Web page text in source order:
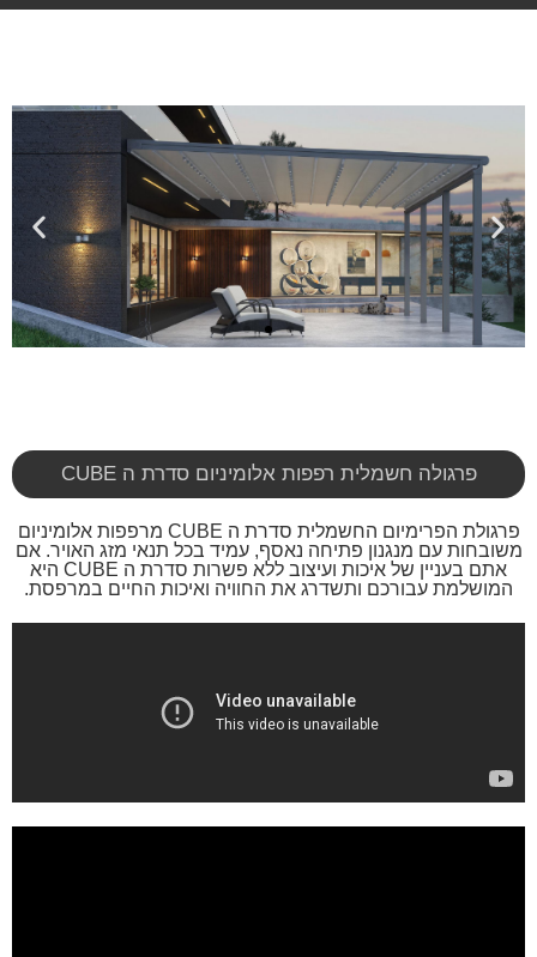
פרגולה חשמלית רפפות אלומיניום סדרת ה CUBE
פרגולת הפרימיום החשמלית סדרת ה CUBE מרפפות אלומיניום
משובחות עם מנגנון פתיחה נאסף, עמיד בכל תנאי מזג האויר. אם
אתם בעניין של איכות ועיצוב ללא פשרות סדרת ה CUBE היא
המושלמת עבורכם ותשדרג את החוויה ואיכות החיים במרפסת.